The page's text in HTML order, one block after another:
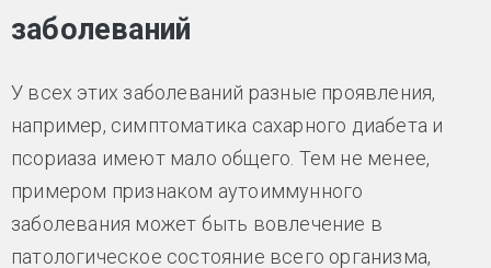
заболеваний
У всех этих заболеваний разные проявления,
например, симптоматика сахарного диабета и
псориаза имеют мало общего. Тем не менее,
примером признаком аутоиммунного
заболевания может быть вовлечение в
патологическое состояние всего организма,